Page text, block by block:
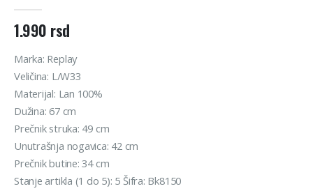
1.990 rsd
Marka: Replay
Veličina: L/W33
Materijal: Lan 100%
Dužina: 67 cm
Prečnik struka: 49 cm
Unutrašnja nogavica: 42 cm
Prečnik butine: 34 cm
Stanje artikla (1 do 5): 5 Šifra: Bk8150